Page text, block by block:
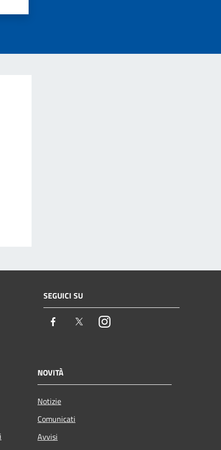
SEGUICI SU
Facebook TwitterInstagram
NOVITÀ
Notizie
Comunicati
Avvisi